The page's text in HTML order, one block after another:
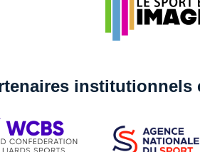
institutionnels